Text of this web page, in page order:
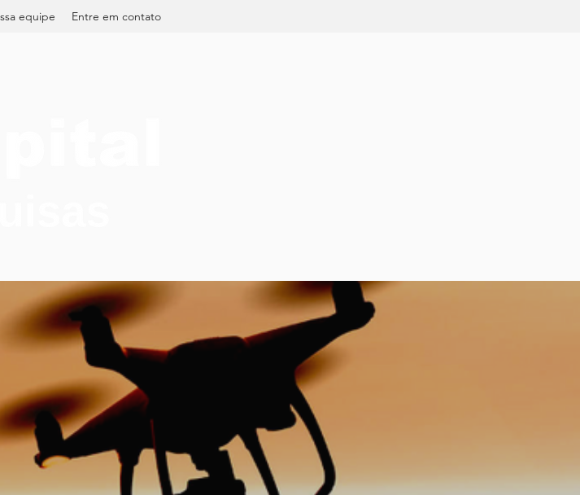
equipe Entre em contato